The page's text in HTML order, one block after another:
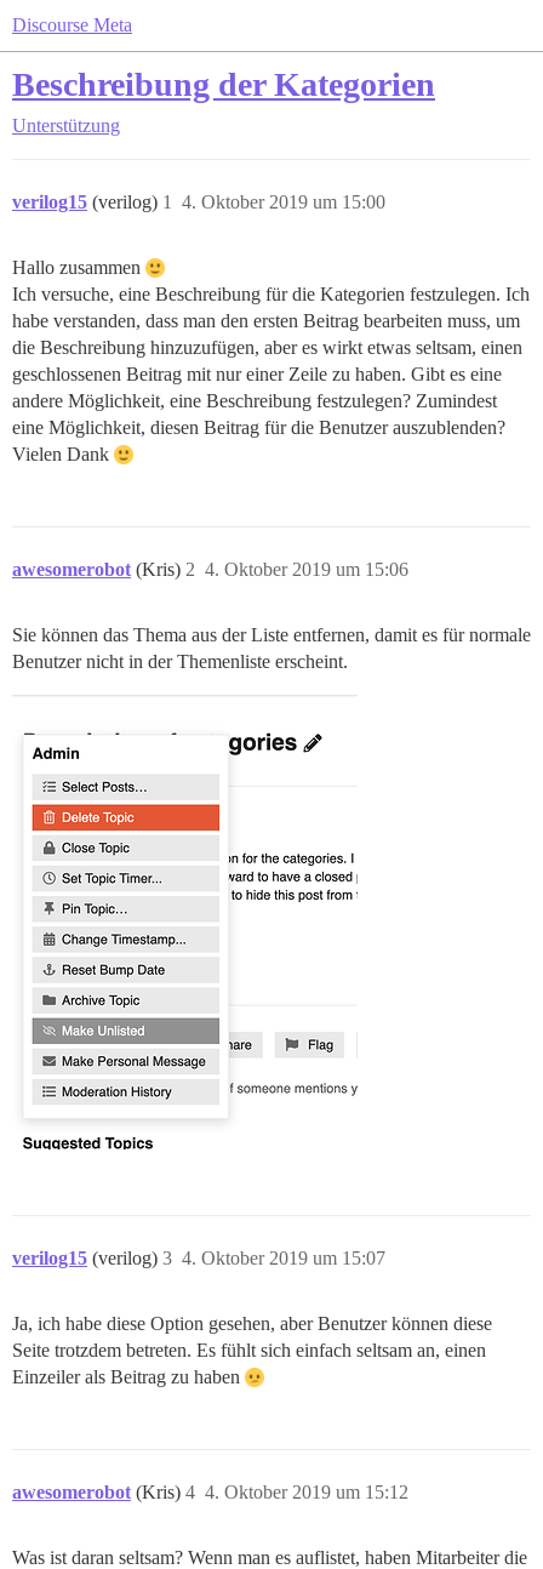
Discourse Meta
Beschreibung der Kategorien
Unterstützung
verilog15 (verilog) 4. Oktober 2019 um 15:00
1
Hallo zusammen
Ich versuche, eine Beschreibung für die Kategorien festzulegen. Ich
habe verstanden, dass man den ersten Beitrag bearbeiten muss, um
die Beschreibung hinzuzufügen, aber es wirkt etwas seltsam, einen
geschlossenen Beitrag mit nur einer Zeile zu haben. Gibt es eine
andere Möglichkeit, eine Beschreibung festzulegen? Zumindest
eine Möglichkeit, diesen Beitrag für die Benutzer auszublenden?
Vielen Dank
awesomerobot (Kris) 4. Oktober 2019 um 15:06
2
Sie können das Thema aus der Liste entfernen, damit es für normale
Benutzer nicht in der Themenliste erscheint.
verilog15 (verilog) 4. Oktober 2019 um 15:07
3
Ja, ich habe diese Option gesehen, aber Benutzer können diese
Seite trotzdem betreten. Es fühlt sich einfach seltsam an, einen
Einzeiler als Beitrag zu haben
awesomerobot (Kris) 4. Oktober 2019 um 15:12
4
Was ist daran seltsam? Wenn man es auflistet, haben Mitarbeiter die